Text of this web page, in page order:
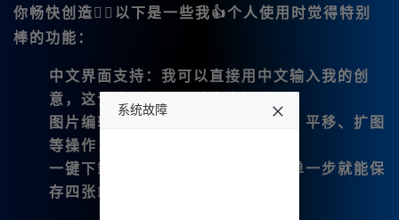
你畅快创造，以下是一些我👍个人使用时觉得特别
棒的功能：
中文界面支持 ：我可以直接用中文输入我的创
意，这让我的使用体验大大提升。
图片编辑功能
：可以轻松进行微调、平移、扩图
等操作，真的是非常方便。
一键下载
：生成图像后，我只需简单一步就能保
存四张Midjourney四宫格图片。
系统故障